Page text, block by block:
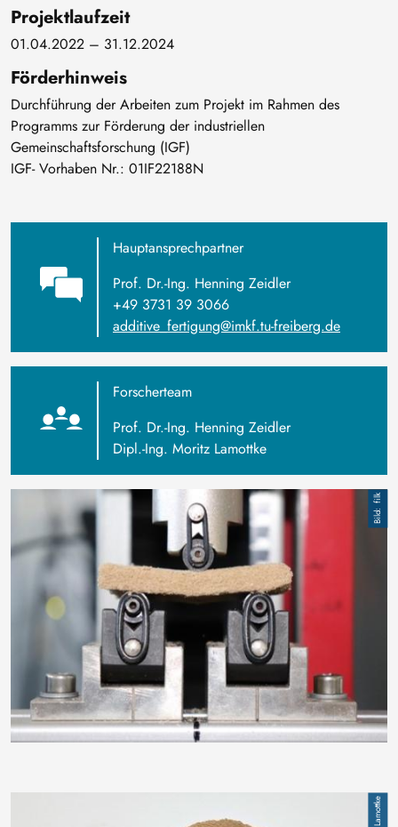
Projektlaufzeit
01.04.2022 – 31.12.2024
Förderhinweis
Durchführung der Arbeiten zum Projekt im Rahmen des
Programms zur Förderung der industriellen
Gemeinschaftsforschung (IGF)
IGF- Vorhaben Nr.: 01IF22188N
Hauptansprechpartner
Prof. Dr.-Ing. Henning Zeidler
+49 3731 39 3066
additive_fertigung@imkf.tu-freiberg.de
Forscherteam
Prof. Dr.-Ing. Henning Zeidler
Dipl.-Ing. Moritz Lamottke
filk